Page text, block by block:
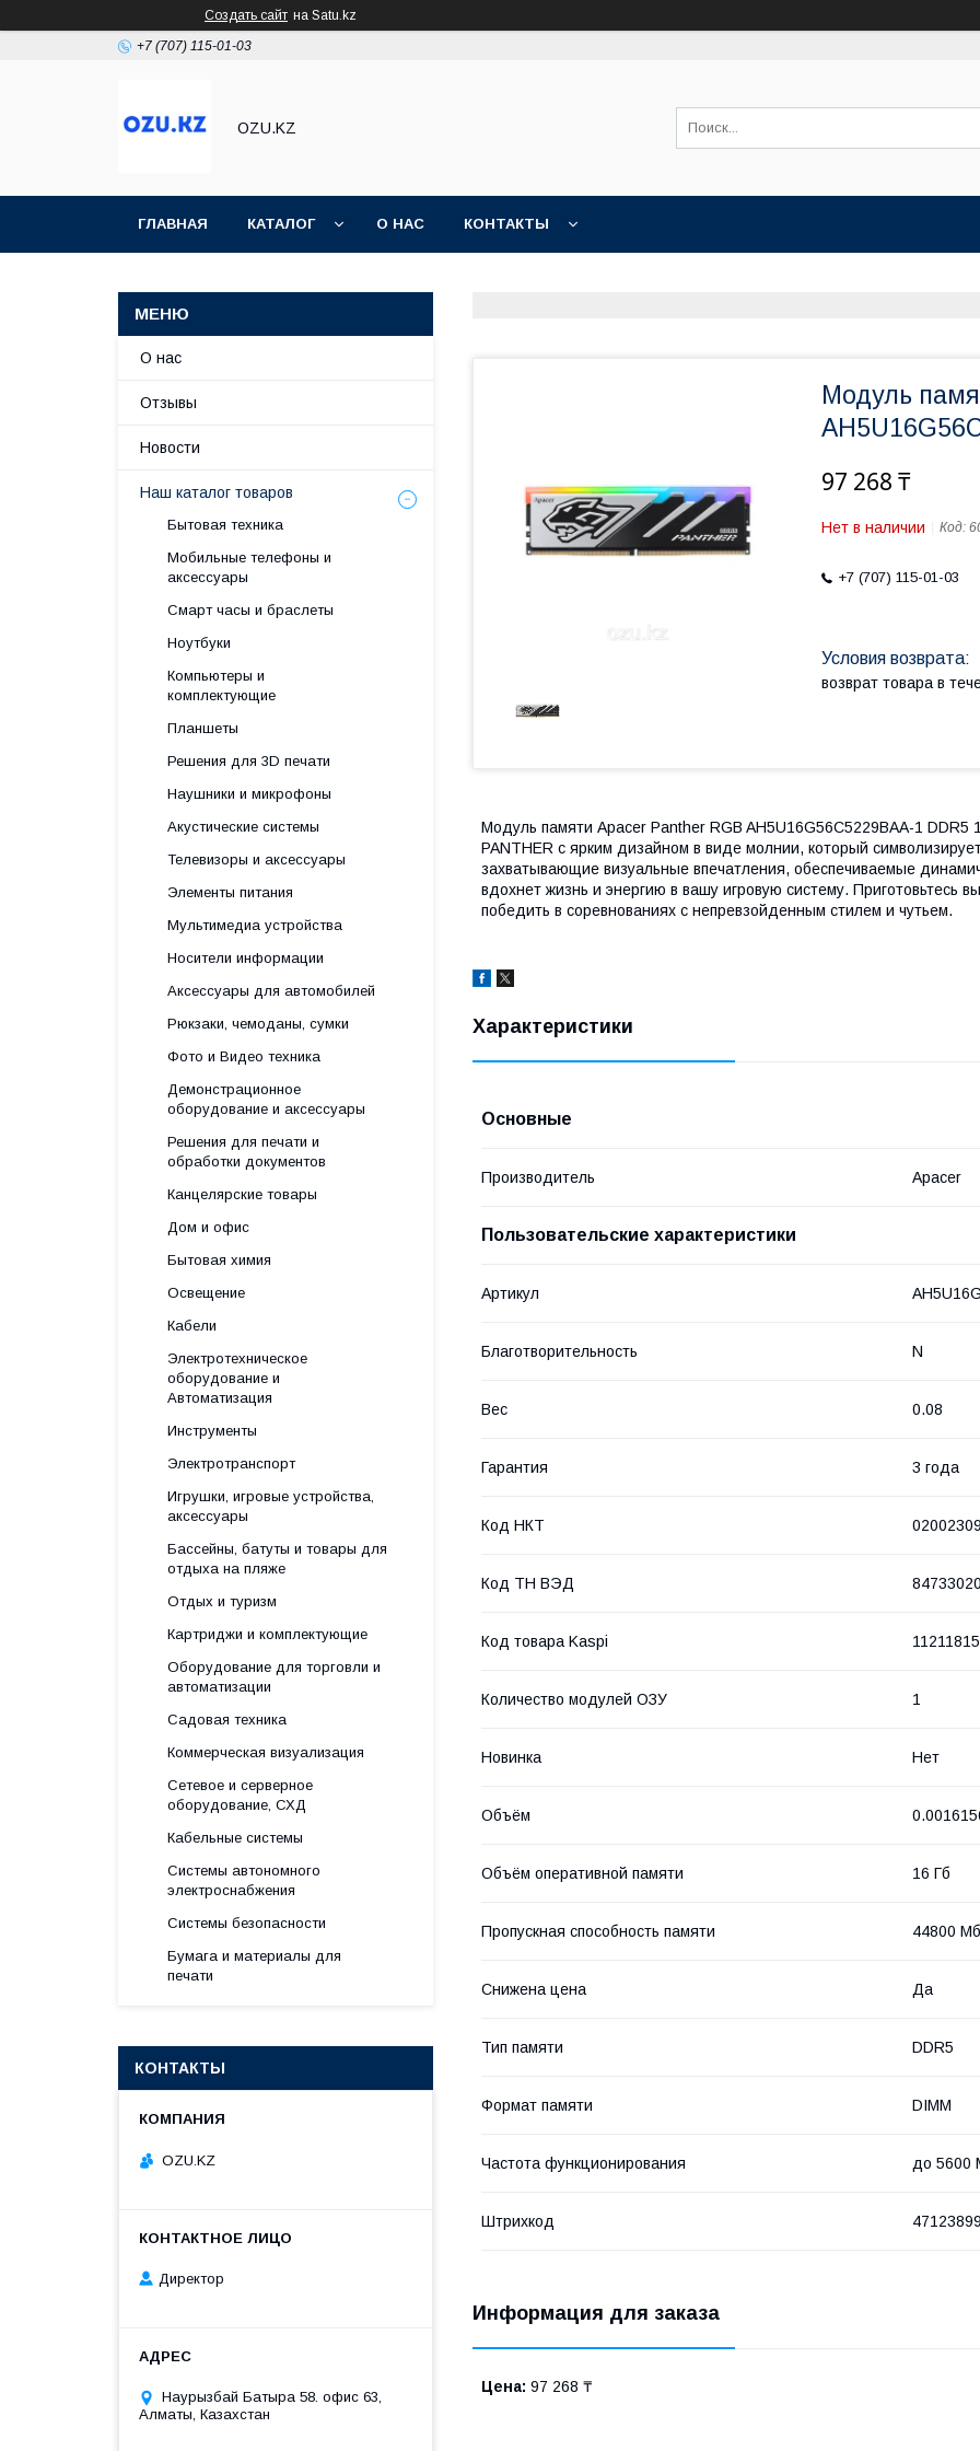
Создать сайт на Satu.kz
+7 (707) 115-01-03
OZU.KZ
ГЛАВНАЯ КАТАЛОГ О НАС КОНТАКТЫ
Модуль
97 268 ₸
Нет в наличии Код:
+7 (707) 115-01-03
возврат товара в
Модуль памяти Apacer Panther RGB AH5U16G56C5229BAA-1 DDR5
PANTHER с ярким дизайном в виде молнии, который
захватывающие визуальные впечатления, обеспечиваемые
вдохнет жизнь и энергию в вашу игровую систему. Приготовьтесь
победить в соревнованиях с непревзойденным стилем и чутьем.
Характеристики
Основные
Производитель Apacer
Пользовательские характеристики
Артикул
Благотворительность N
Вес 0.08
Гарантия 3 года
Код НКТ
Код ТН ВЭД
Код товара Kaspi
Количество модулей ОЗУ 1
Новинка Нет
Объём
Объём оперативной памяти 16 Гб
Пропускная способность памяти 44800
Снижена цена Да
Тип памяти DDR5
Формат памяти DIMM
Частота функционирования до 5600
Штрихкод
Информация для заказа
Цена: 97 268 ₸
О нас
Отзывы
Новости
Наш каталог товаров
Бытовая техника
Мобильные телефоны и
аксессуары
Смарт часы и браслеты
Ноутбуки
Компьютеры и
комплектующие
Планшеты
Решения для 3D печати
Наушники и микрофоны
Акустические системы
Телевизоры и аксессуары
Элементы питания
Мультимедиа устройства
Носители информации
Аксессуары для автомобилей
Рюкзаки, чемоданы, сумки
Фото и Видео техника
Демонстрационное
оборудование и аксессуары
Решения для печати и
обработки документов
Канцелярские товары
Дом и офис
Бытовая химия
Освещение
Кабели
Электротехническое
оборудование и
Автоматизация
Инструменты
Электротранспорт
Игрушки, игровые устройства,
аксессуары
Бассейны, батуты и товары для
отдыха на пляже
Отдых и туризм
Картриджи и комплектующие
Оборудование для торговли и
автоматизации
Садовая техника
Коммерческая визуализация
Сетевое и серверное
оборудование, СХД
Кабельные системы
Системы автономного
электроснабжения
Системы безопасности
Бумага и материалы для
печати
КОНТАКТЫ
OZU.KZ
Директор
Наурызбай Батыра 58. офис 63,
Алматы, Казахстан